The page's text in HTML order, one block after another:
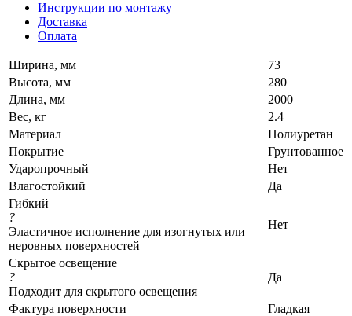
Инструкции по монтажу
Доставка
Оплата
Ширина, мм
73
Высота, мм
280
Длина, мм
2000
Вес, кг
2.4
Материал
Полиуретан
Покрытие
Грунтованное
Ударопрочный
Нет
Влагостойкий
Да
Гибкий
?
Эластичное исполнение для изогнутых или
неровных поверхностей
Нет
Скрытое освещение
?
Подходит для скрытого освещения
Да
Фактура поверхности
Гладкая